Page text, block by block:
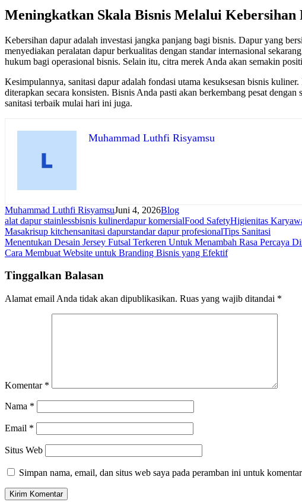
Meningkatkan Skala Bisnis Melalui Kebersihan
Kebersihan dapur adalah investasi jangka panjang bagi bisnis. Dapur yang
menyediakan peralatan dapur berkualitas dengan standar internasional
hukum bagi operasional bisnis. Selain itu, citra merek Anda akan semakin
Kesimpulannya, sanitasi dapur adalah fondasi utama kesuksesan bisnis
diterapkan secara konsisten. Bisnis Anda pasti akan berkembang pesat
sanitasi terbaik mulai hari ini juga.
Muhammad Luthfi Risyamsu
Muhammad Luthfi RisyamsuJuni 4, 2026Blog
alat dapur stainlessbisnis kulinerdapur komersialFood SafetyHigienitas
Masakrisup kitchensanitasi dapurstandar dapur profesionalTips Sanitasi
Navigasi
pos
Menentukan Desain Jersey Futsal Terkeren Untuk Menambah Rasa Percaya
Cara Membuat Website untuk Branding Bisnis yang Efektif
Tinggalkan Balasan
Alamat email Anda tidak akan dipublikasikan. Ruas yang wajib ditandai *
Komentar *
Nama *
Email *
Situs Web
Simpan nama, email, dan situs web saya pada peramban ini untuk